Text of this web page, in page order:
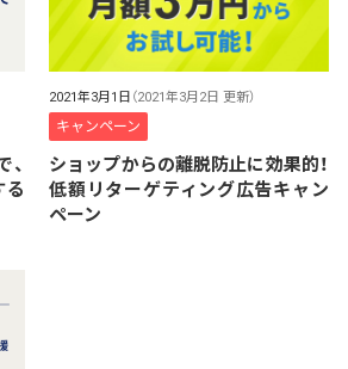
、
る
2021年3月1日 （2021年3月2日 更新）
キャンペーン
ショップからの離脱防止に効果的！
低額リターゲティング広告キャン
ペーン